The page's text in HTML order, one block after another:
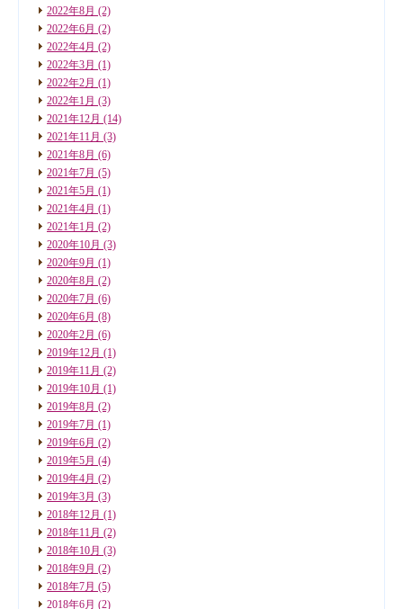
2022年8月 (2)
2022年6月 (2)
2022年4月 (2)
2022年3月 (1)
2022年2月 (1)
2022年1月 (3)
2021年12月 (14)
2021年11月 (3)
2021年8月 (6)
2021年7月 (5)
2021年5月 (1)
2021年4月 (1)
2021年1月 (2)
2020年10月 (3)
2020年9月 (1)
2020年8月 (2)
2020年7月 (6)
2020年6月 (8)
2020年2月 (6)
2019年12月 (1)
2019年11月 (2)
2019年10月 (1)
2019年8月 (2)
2019年7月 (1)
2019年6月 (2)
2019年5月 (4)
2019年4月 (2)
2019年3月 (3)
2018年12月 (1)
2018年11月 (2)
2018年10月 (3)
2018年9月 (2)
2018年7月 (5)
2018年6月 (2)